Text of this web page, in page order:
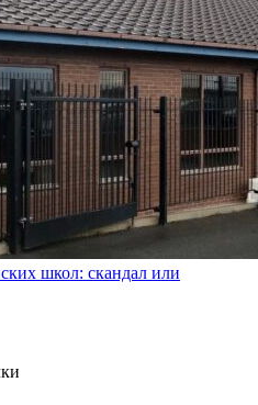
школ: скандал или